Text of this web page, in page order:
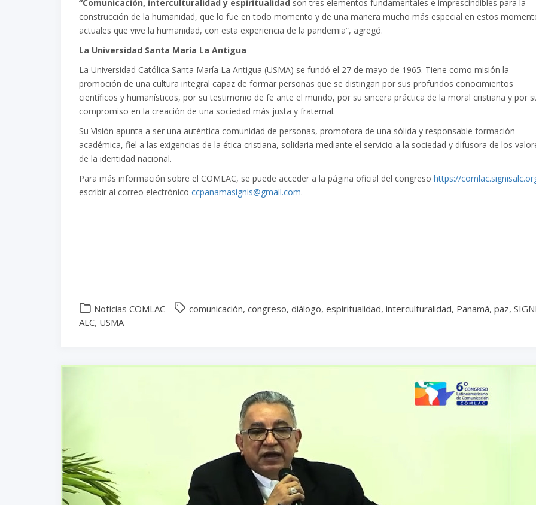
“Comunicación, interculturalidad y espiritualidad son tres elementos fundamentales e imprescindibles para la
construcción de la humanidad, que lo fue en todo momento y de una manera mucho más especial en estos
actuales que vive la humanidad, con esta experiencia de la pandemia”, agregó.
La Universidad Santa María La Antigua
La Universidad Católica Santa María La Antigua (USMA) se fundó el 27 de mayo de 1965. Tiene como misión la
promoción de una cultura integral capaz de formar personas que se distingan por sus profundos conocimientos
científicos y humanísticos, por su testimonio de fe ante el mundo, por su sincera práctica de la moral cristiana y por
compromiso en la creación de una sociedad más justa y fraternal.
Su Visión apunta a ser una auténtica comunidad de personas, promotora de una sólida y responsable formación
académica, fiel a las exigencias de la ética cristiana, solidaria mediante el servicio a la sociedad y difusora de los
de la identidad nacional.
Para más información sobre el COMLAC, se puede acceder a la página oficial del congreso https://
escribir al correo electrónico ccpanamasignis@gmail.com.
Noticias COMLAC comunicación, congreso, diálogo, espiritualidad, interculturalidad, Panamá, paz,
ALC, USMA